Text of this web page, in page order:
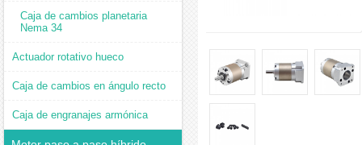
Caja de cambios planetaria
Nema 34
Actuador rotativo hueco
Caja de cambios en ángulo recto
Caja de engranajes armónica